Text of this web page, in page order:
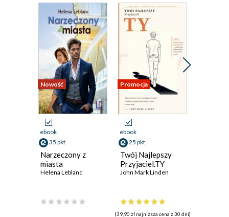
Nowość
ebook
35 pkt
Narzeczony z
miasta
Helena Leblanc
Promocja
ebook
25 pkt
Twój Najlepszy
Przyjaciel.TY
John Mark Linden
(39,90 zł najniższa cena z 30 dni)